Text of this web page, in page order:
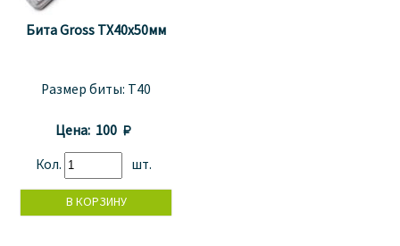
Бита Gross TX40x50мм
Размер биты: T40
Цена: 100 
Кол. шт.